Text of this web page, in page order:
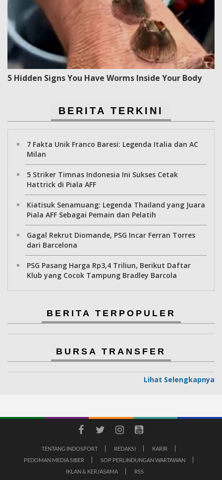
5 Hidden Signs You Have Worms Inside Your Body
BERITA TERKINI
7 Fakta Unik Franco Baresi: Legenda Italia dan AC
Milan
5 Striker Timnas Indonesia Ini Sukses Cetak
Hattrick di Piala AFF
Kiatisuk Senamuang: Legenda Thailand yang Juara
Piala AFF Sebagai Pemain dan Pelatih
Gagal Rekrut Diomande, PSG Incar Ferran Torres
dari Barcelona
PSG Pasang Harga Rp3,4 Triliun, Berikut Daftar
Klub yang Cocok Tampung Bradley Barcola
BERITA TERPOPULER
BURSA TRANSFER
Lihat Selengkapnya
TENTANG INDOSPORT REDAKSI
KARIR
PEDOMAN MEDIA SIBER
SOP PERLINDUNGAN WARTAWAN
IKLAN & KERJASAMA
RSS